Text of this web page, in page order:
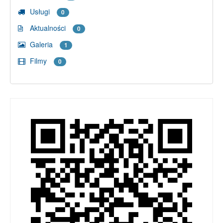
Usługi 0
Aktualności 0
Galeria 1
Filmy 0